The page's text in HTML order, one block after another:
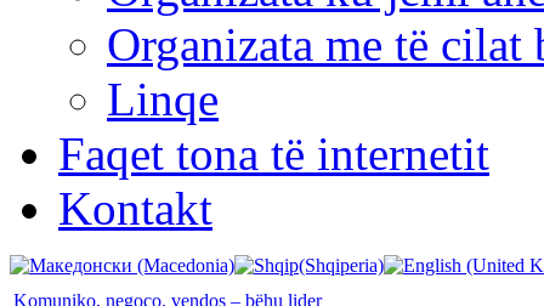
Organizata me të cilat
Linqe
Faqet tona të internetit
Kontakt
Komuniko, negoco, vendos – bëhu lider